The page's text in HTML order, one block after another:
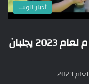
أخبار الويب
تحديث واتساب وتحديث انستغرام لعام 2023 يجلبان